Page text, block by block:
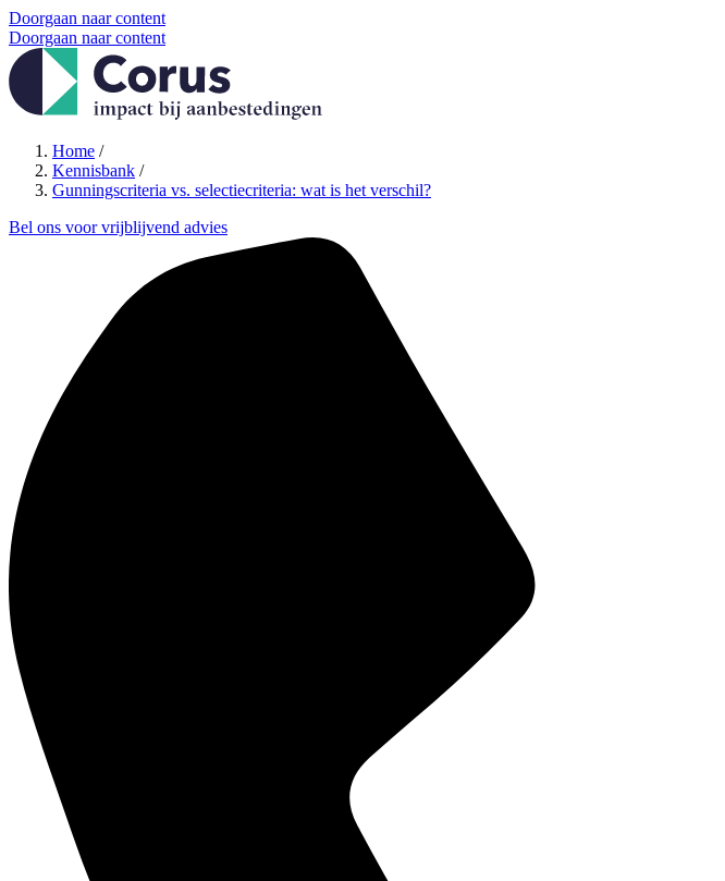
Doorgaan naar content
Doorgaan naar content
Home /
Kennisbank /
Gunningscriteria vs. selectiecriteria: wat is het verschil?
Bel ons voor vrijblijvend advies